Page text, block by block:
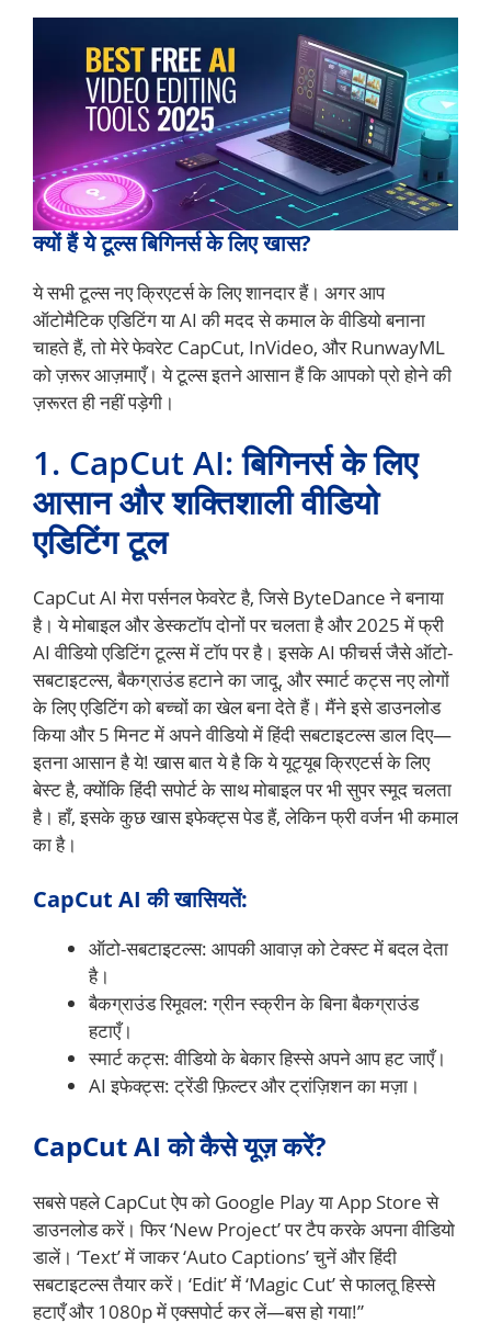
क्यों हैं ये टूल्स बिगिनर्स के लिए खास?
ये सभी टूल्स नए क्रिएटर्स के लिए शानदार हैं। अगर आप
ऑटोमैटिक एडिटिंग या AI की मदद से कमाल के वीडियो बनाना
चाहते हैं, तो मेरे फेवरेट CapCut, InVideo, और RunwayML
को ज़रूर आज़माएँ। ये टूल्स इतने आसान हैं कि आपको प्रो होने की
ज़रूरत ही नहीं पड़ेगी।
1. CapCut AI: बिगिनर्स के लिए
आसान और शक्तिशाली वीडियो
एडिटिंग टूल
CapCut AI मेरा पर्सनल फेवरेट है, जिसे ByteDance ने बनाया
है। ये मोबाइल और डेस्कटॉप दोनों पर चलता है और 2025 में फ्री
AI वीडियो एडिटिंग टूल्स में टॉप पर है। इसके AI फीचर्स जैसे ऑटो-
सबटाइटल्स, बैकग्राउंड हटाने का जादू, और स्मार्ट कट्स नए लोगों
के लिए एडिटिंग को बच्चों का खेल बना देते हैं। मैंने इसे डाउनलोड
किया और 5 मिनट में अपने वीडियो में हिंदी सबटाइटल्स डाल दिए—
इतना आसान है ये! खास बात ये है कि ये यूट्यूब क्रिएटर्स के लिए
बेस्ट है, क्योंकि हिंदी सपोर्ट के साथ मोबाइल पर भी सुपर स्मूद चलता
है। हाँ, इसके कुछ खास इफेक्ट्स पेड हैं, लेकिन फ्री वर्जन भी कमाल
का है।
CapCut AI की खासियतें:
ऑटो-सबटाइटल्स: आपकी आवाज़ को टेक्स्ट में बदल देता
है।
बैकग्राउंड रिमूवल: ग्रीन स्क्रीन के बिना बैकग्राउंड
हटाएँ।
स्मार्ट कट्स: वीडियो के बेकार हिस्से अपने आप हट जाएँ।
AI इफेक्ट्स: ट्रेंडी फ़िल्टर और ट्रांज़िशन का मज़ा।
CapCut AI को कैसे यूज़ करें?
सबसे पहले CapCut ऐप को Google Play या App Store से
डाउनलोड करें। फिर ‘New Project’ पर टैप करके अपना वीडियो
डालें। ‘Text’ में जाकर ‘Auto Captions’ चुनें और हिंदी
सबटाइटल्स तैयार करें। ‘Edit’ में ‘Magic Cut’ से फालतू हिस्से
हटाएँ और 1080p में एक्सपोर्ट कर लें—बस हो गया!”